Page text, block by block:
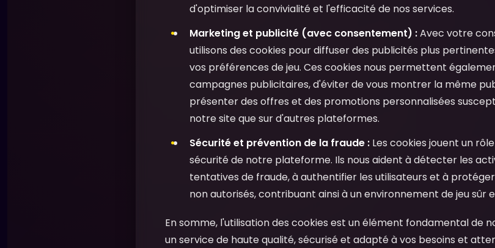
d'optimiser la convivialité et l'efficacité de nos services.
Marketing et publicité (avec consentement) :Avec votre
utilisons des cookies pour diffuser des publicités plus
vos préférences de jeu. Ces cookies nous permettent
campagnes publicitaires, d'éviter de vous montrer la même
présenter des offres et des promotions personnalisées
notre site que sur d'autres plateformes.
Sécurité et prévention de la fraude : Les cookies jouent un
sécurité de notre plateforme. Ils nous aident à détecter les
tentatives de fraude, à authentifier les utilisateurs et à
non autorisés, contribuant ainsi à un environnement de jeu sûr
En somme, l'utilisation des cookies est un élément fondamental de
un service de haute qualité, sécurisé et adapté à vos besoins et